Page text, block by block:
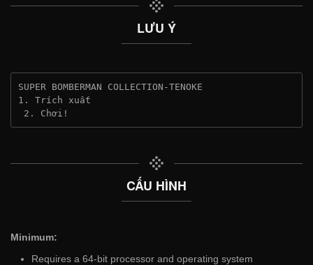
LƯU Ý
SUPER BOMBERMAN COLLECTION-TENOKE
1. Trích xuất
2. Chơi!
CẤU HÌNH
Minimum:
Requires a 64-bit processor and operating system